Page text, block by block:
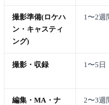
撮影準備(ロケハ
ン・キャスティ
ング)
1〜2週
撮影・収録 1〜5日
編集・MA・ナ
2〜3週